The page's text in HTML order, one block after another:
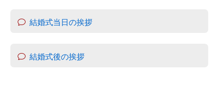
結婚式当日の挨拶
結婚式後の挨拶